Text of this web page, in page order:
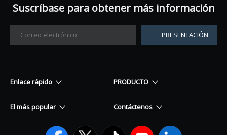
Suscríbase para obtener más información
PRESENTACIÓN
Enlace rápido PRODUCTO
El más popular Contáctenos